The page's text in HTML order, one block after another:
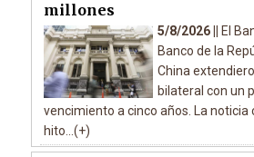
millones
5/8/2026 ||
El
Banco de la
China
bilateral con un
vencimiento a cinco años. La noticia
hito...(+)